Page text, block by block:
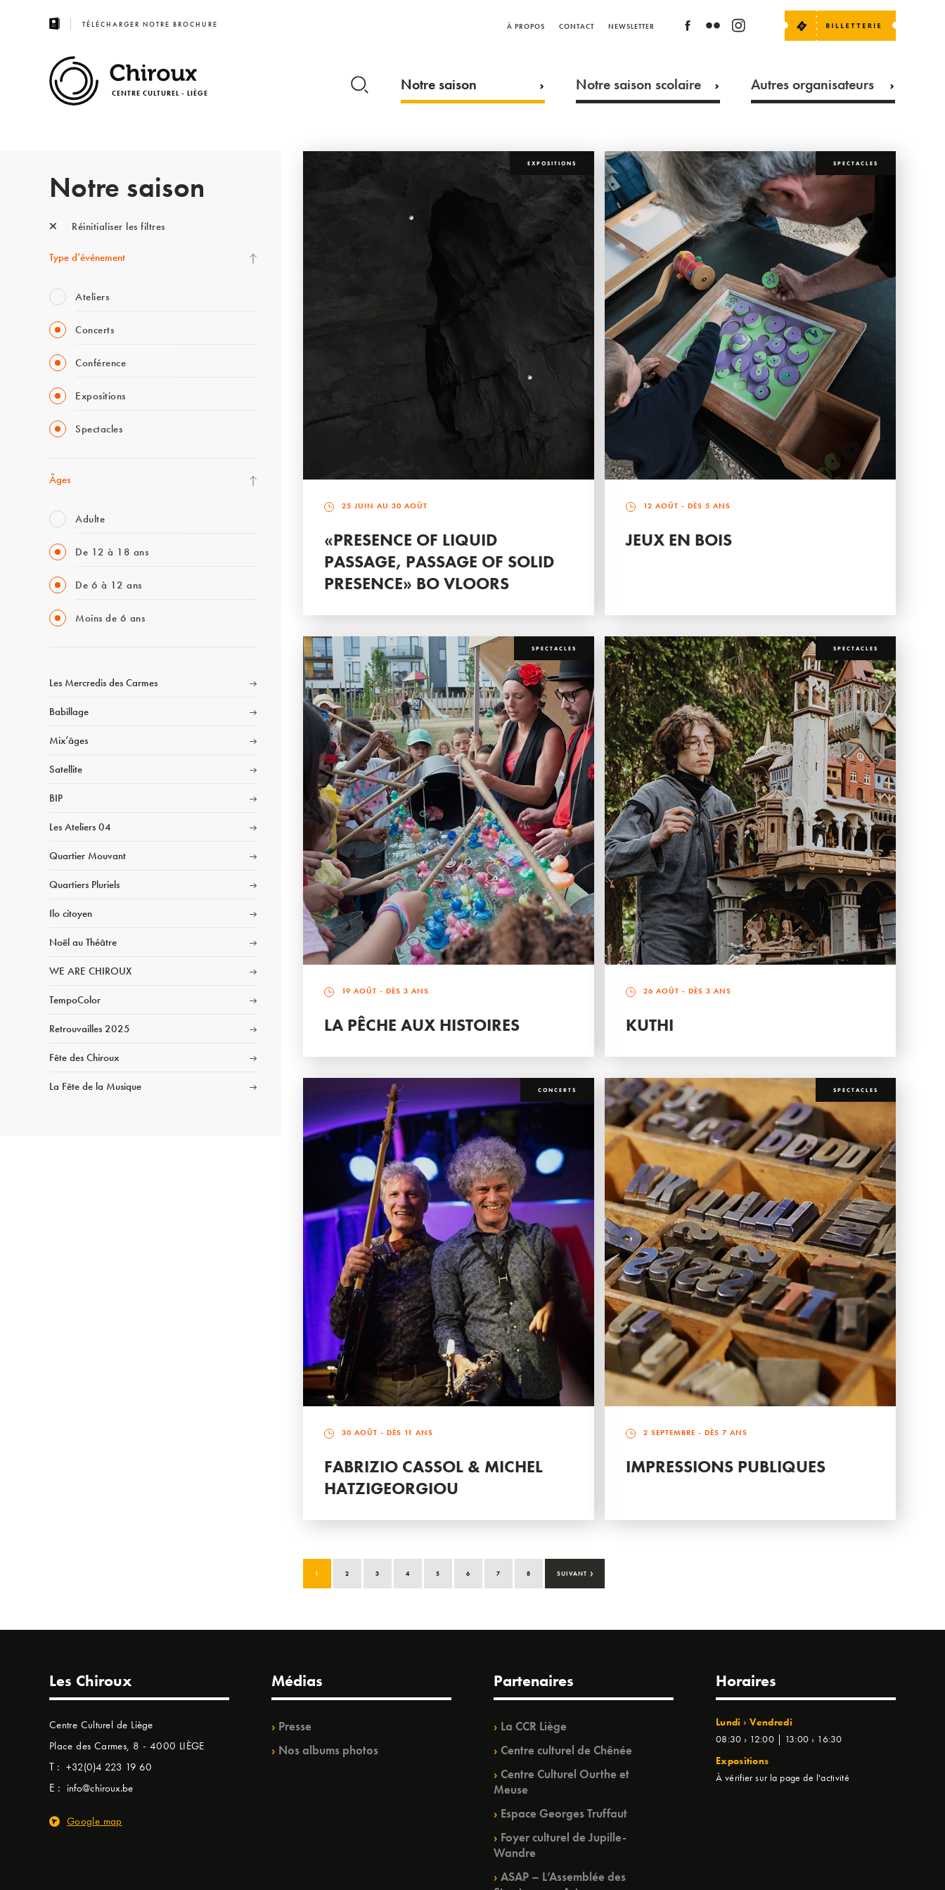
TÉLÉCHARGER NOTRE BROCHURE À PROPOS CONTACT NEWSLETTER
CENTRE CULTUREL - LIÈGE Notre saison Notre saison scolaire Autres organisateurs
Notre saison
Réinitialiser les filtres
Type d’événement
Ateliers
Concerts
Conférence
Expositions
Spectacles
Âges
Adulte
De 12 à 18 ans
De 6 à 12 ans
Moins de 6 ans
Les Mercredis des Carmes
Babillage
Mix’âges
Satellite
BIP
Les Ateliers 04
Quartier Mouvant
Quartiers Pluriels
Ilo citoyen
Noël au Théâtre
WE ARE CHIROUX
TempoColor
Retrouvailles 2025
Fête des Chiroux
La Fête de la Musique
EXPOSITIONS
25 JUIN AU 30 AOÛT
«PRESENCE OF LIQUID
PASSAGE, PASSAGE OF SOLID
PRESENCE» BO VLOORS
SPECTACLES
12 AOÛT - DÈS 5 ANS
JEUX EN BOIS
SPECTACLES
19 AOÛT - DÈS 3 ANS
LA PÊCHE AUX HISTOIRES
SPECTACLES
26 AOÛT - DÈS 3 ANS
KUTHI
CONCERTS
30 AOÛT - DÈS 11 ANS
FABRIZIO CASSOL & MICHEL
HATZIGEORGIOU
SPECTACLES
2 SEPTEMBRE - DÈS 7 ANS
IMPRESSIONS PUBLIQUES
1 2 3 4 5 6 7 8 SUIVANT ›
Les Chiroux
Centre Culturel de Liège
Place des Carmes, 8 - 4000 LIÈGE
T : +32(0)4 223 19 60
E : info@chiroux.be
Google map
Médias
Presse
Nos albums photos
Partenaires
La CCR Liège
Centre culturel de Chênée
Centre Culturel Ourthe et
Meuse
Espace Georges Truffaut
Foyer culturel de Jupille-
Wandre
ASAP – L’Assemblée des
Horaires
Lundi › Vendredi
08:30 › 12:00 | 13:00 › 16:30
Expositions
À vérifier sur la page de l'activité